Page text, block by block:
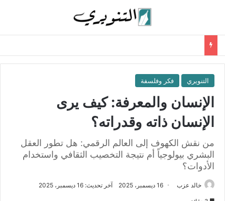
التنويري فكر وفلسفة
الإنسان والمعرفة: كيف يرى
الإنسان ذاته وقدراته؟
من نقش الكهوف إلى العالم الرقمي: هل تطور العقل
البشري بيولوجياً أم نتيجة التخصيب الثقافي واستخدام
الأدوات؟
خالد عزب 16 ديسمبر، 2025 آخر تحديث: 16 ديسمبر، 2025